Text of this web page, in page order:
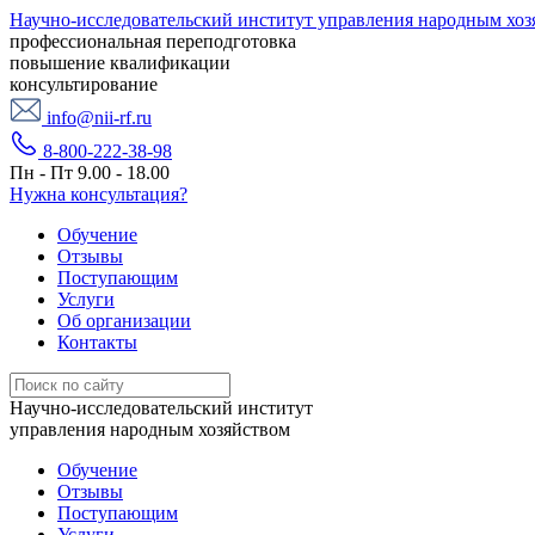
Научно-исследовательский институт управления народным
профессиональная переподготовка
повышение квалификации
консультирование
info@nii-rf.ru
8-800-222-38-98
Пн - Пт 9.00 - 18.00
Нужна консультация?
Обучение
Отзывы
Поступающим
Услуги
Об организации
Контакты
Научно-исследовательский институт
управления народным хозяйством
Обучение
Отзывы
Поступающим